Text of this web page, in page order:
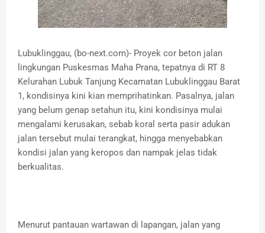
Lubuklinggau, (bo-next.com)- Proyek cor beton jalan
lingkungan Puskesmas Maha Prana, tepatnya di RT 8
Kelurahan Lubuk Tanjung Kecamatan Lubuklinggau Barat
1, kondisinya kini kian memprihatinkan. Pasalnya, jalan
yang belum genap setahun itu, kini kondisinya mulai
mengalami kerusakan, sebab koral serta pasir adukan
jalan tersebut mulai terangkat, hingga menyebabkan
kondisi jalan yang keropos dan nampak jelas tidak
berkualitas.
Menurut pantauan wartawan di lapangan, jalan yang